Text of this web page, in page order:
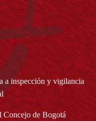
a inspección y vigilancia
Concejo de Bogotá